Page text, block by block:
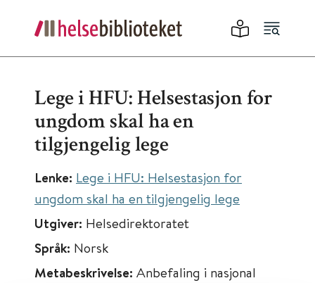
Lege i HFU: Helsestasjon for
ungdom skal ha en
tilgjengelig lege
Lenke: Lege i HFU: Helsestasjon for
ungdom skal ha en tilgjengelig lege
Utgiver: Helsedirektoratet
Språk: Norsk
Metabeskrivelse: Anbefaling i nasjonal